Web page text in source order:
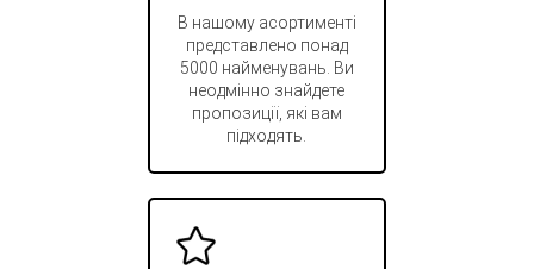
В нашому асортименті
представлено понад
5000 найменувань. Ви
неодмінно знайдете
пропозиції, які вам
підходять.